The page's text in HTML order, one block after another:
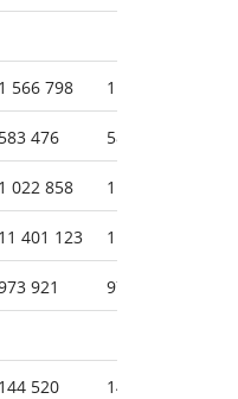
1 566 798 1 566 797
583 476 583 480
1 022 858 1 016 358
11 401 123 11 386 818
921 972 491
144 520 143 439